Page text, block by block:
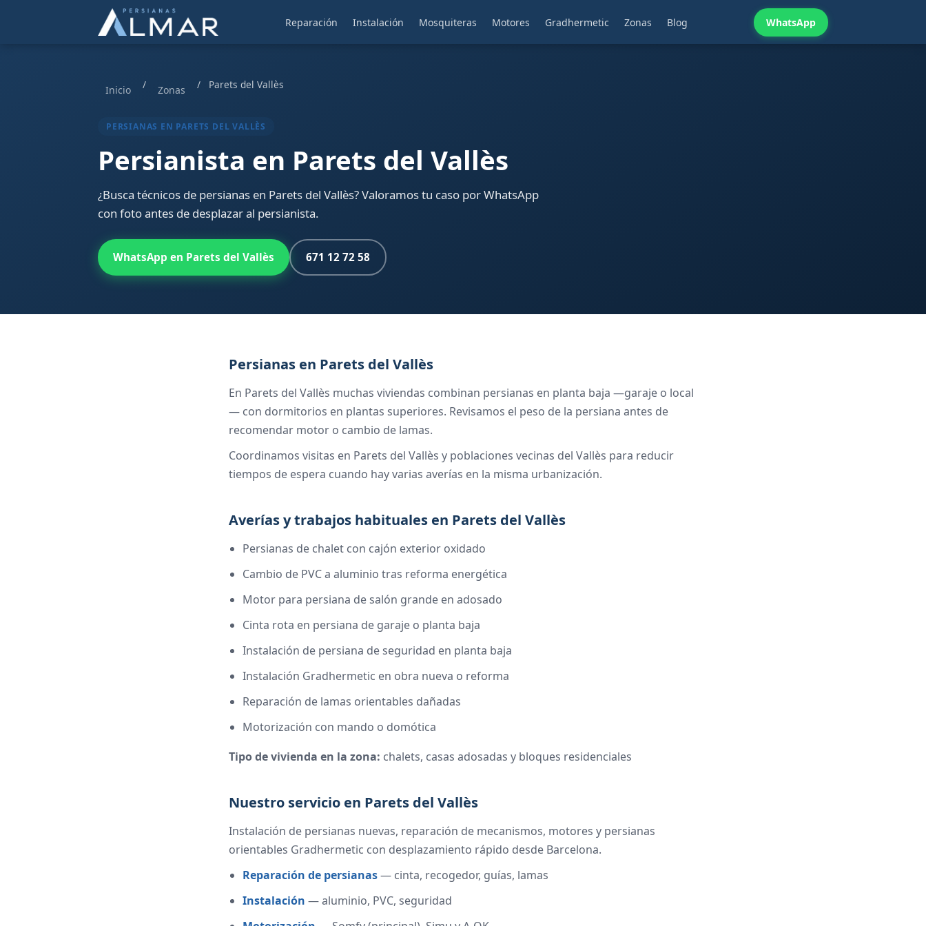
Reparación Instalación Mosquiteras Motores Gradhermetic Zonas Blog WhatsApp
Inicio / Zonas / Parets del Vallès
PERSIANAS EN PARETS DEL VALLÈS
Persianista en Parets del Vallès
¿Busca técnicos de persianas en Parets del Vallès? Valoramos tu caso por WhatsApp
con foto antes de desplazar al persianista.
WhatsApp en Parets del Vallès 671 12 72 58
Persianas en Parets del Vallès
En Parets del Vallès muchas viviendas combinan persianas en planta baja —garaje o local
— con dormitorios en plantas superiores. Revisamos el peso de la persiana antes de
recomendar motor o cambio de lamas.
Coordinamos visitas en Parets del Vallès y poblaciones vecinas del Vallès para reducir
tiempos de espera cuando hay varias averías en la misma urbanización.
Averías y trabajos habituales en Parets del Vallès
Persianas de chalet con cajón exterior oxidado
Cambio de PVC a aluminio tras reforma energética
Motor para persiana de salón grande en adosado
Cinta rota en persiana de garaje o planta baja
Instalación de persiana de seguridad en planta baja
Instalación Gradhermetic en obra nueva o reforma
Reparación de lamas orientables dañadas
Motorización con mando o domótica
Tipo de vivienda en la zona: chalets, casas adosadas y bloques residenciales
Nuestro servicio en Parets del Vallès
Instalación de persianas nuevas, reparación de mecanismos, motores y persianas
orientables Gradhermetic con desplazamiento rápido desde Barcelona.
Reparación de persianas— cinta, recogedor, guías, lamas
Instalación — aluminio, PVC, seguridad